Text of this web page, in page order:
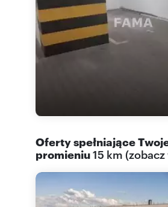
Oferty spełniające
promieniu15 km (